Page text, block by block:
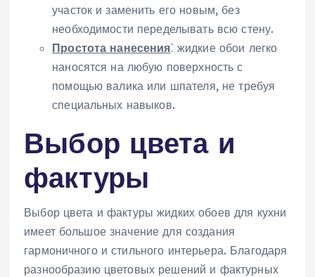
участок и заменить его новым, без
необходимости переделывать всю стену.
Простота нанесения⁚ жидкие обои легко
наносятся на любую поверхность с
помощью валика или шпателя, не требуя
специальных навыков.
Выбор цвета и
фактуры
Выбор цвета и фактуры жидких обоев для кухни
имеет большое значение для создания
гармоничного и стильного интерьера. Благодаря
разнообразию цветовых решений и фактурных